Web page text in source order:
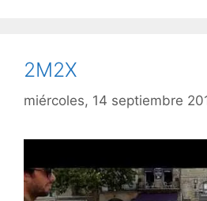
2M2X
miércoles, 14 septiembre